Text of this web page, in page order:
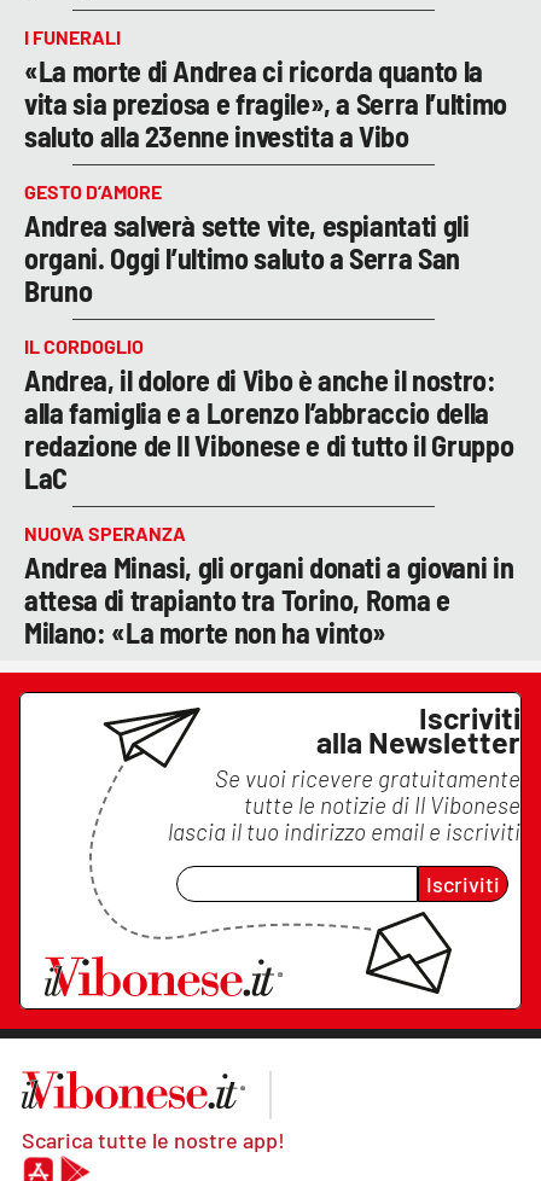
I FUNERALI
«La morte di Andrea ci ricorda quanto la
vita sia preziosa e fragile», a Serra l’ultimo
saluto alla 23enne investita a Vibo
GESTO D’AMORE
Andrea salverà sette vite, espiantati gli
organi. Oggi l’ultimo saluto a Serra San
Bruno
IL CORDOGLIO
Andrea, il dolore di Vibo è anche il nostro:
alla famiglia e a Lorenzo l’abbraccio della
redazione de Il Vibonese e di tutto il Gruppo
LaC
NUOVA SPERANZA
Andrea Minasi, gli organi donati a giovani in
attesa di trapianto tra Torino, Roma e
Milano: «La morte non ha vinto»
Iscriviti
alla Newsletter
Se vuoi ricevere gratuitamente
tutte le notizie di Il Vibonese
lascia il tuo indirizzo email e iscriviti
Iscriviti
Scarica tutte le nostre app!